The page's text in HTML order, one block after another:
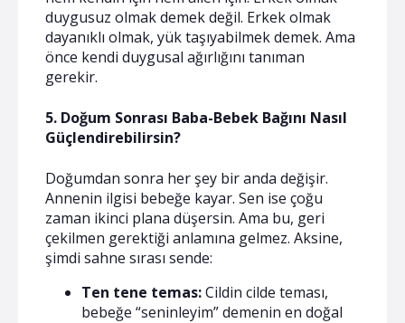
duygusuz olmak demek değil. Erkek olmak
dayanıklı olmak, yük taşıyabilmek demek. Ama
önce kendi duygusal ağırlığını tanıman
gerekir.
5. Doğum Sonrası Baba-Bebek Bağını Nasıl
Güçlendirebilirsin?
Doğumdan sonra her şey bir anda değişir.
Annenin ilgisi bebeğe kayar. Sen ise çoğu
zaman ikinci plana düşersin. Ama bu, geri
çekilmen gerektiği anlamına gelmez. Aksine,
şimdi sahne sırası sende:
Ten tene temas:Cildin cilde teması,
bebeğe “seninleyim” demenin en doğal